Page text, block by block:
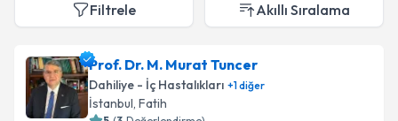
Filtrele Akıllı Sıralama
Prof. Dr. M. Murat Tuncer
Dahiliye - İç Hastalıkları +1diğer
İstanbul, Fatih